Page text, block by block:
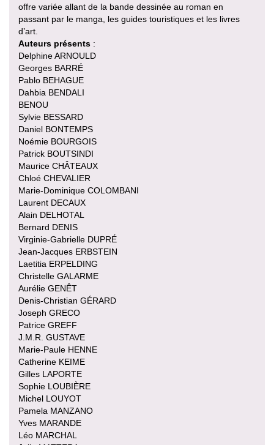
offre variée allant de la bande dessinée au roman en
passant par le manga, les guides touristiques et les livres
d’art.
Auteurs présents :
Delphine ARNOULD
Georges BARRÉ
Pablo BEHAGUE
Dahbia BENDALI
BENOU
Sylvie BESSARD
Daniel BONTEMPS
Noémie BOURGOIS
Patrick BOUTSINDI
Maurice CHÂTEAUX
Chloé CHEVALIER
Marie-Dominique COLOMBANI
Laurent DECAUX
Alain DELHOTAL
Bernard DENIS
Virginie-Gabrielle DUPRÉ
Jean-Jacques ERBSTEIN
Laetitia ERPELDING
Christelle GALARME
Aurélie GENÊT
Denis-Christian GÉRARD
Joseph GRECO
Patrice GREFF
J.M.R. GUSTAVE
Marie-Paule HENNE
Catherine KEIME
Gilles LAPORTE
Sophie LOUBIÈRE
Michel LOUYOT
Pamela MANZANO
Yves MARANDE
Léo MARCHAL